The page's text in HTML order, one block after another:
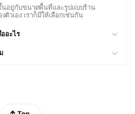
นอยู่กับขนาดพื้นที่และรูปแบบร้าน
วเอง เราก็มีให้เลือกเช่นกัน
อะไร